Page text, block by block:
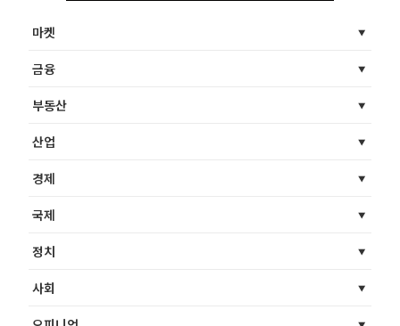
마켓
금융
부동산
산업
경제
국제
정치
사회